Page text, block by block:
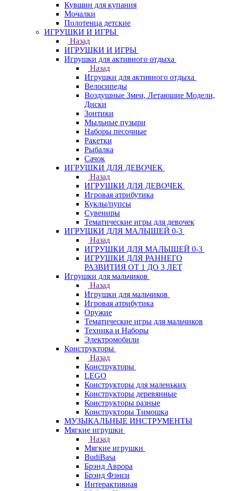
Кувшин для купания
Мочалки
Полотенца детские
ИГРУШКИ И ИГРЫ
Назад
ИГРУШКИ И ИГРЫ
Игрушки для активного отдыха
Назад
Игрушки для активного отдыха
Велосипеды
Воздушные Змеи, Летающие Модели,
Диски
Зонтики
Мыльные пузыри
Наборы песочные
Ракетки
Рыбалка
Сачок
ИГРУШКИ ДЛЯ ДЕВОЧЕК
Назад
ИГРУШКИ ДЛЯ ДЕВОЧЕК
Игровая атрибутика
Куклы/пупсы
Сувениры
Тематические игры для девочек
ИГРУШКИ ДЛЯ МАЛЫШЕЙ 0-3
Назад
ИГРУШКИ ДЛЯ МАЛЫШЕЙ 0-3
ИГРУШКИ ДЛЯ РАННЕГО
РАЗВИТИЯ ОТ 1 ДО 3 ЛЕТ
Игрушки для мальчиков
Назад
Игрушки для мальчиков
Игровая атрибутика
Оружие
Тематические игры для мальчиков
Техника и Наборы
Электромобили
Конструкторы
Назад
Конструкторы
LEGO
Конструкторы для маленьких
Конструкторы деревянные
Конструкторы разные
Конструкторы Тимошка
МУЗЫКАЛЬНЫЕ ИНСТРУМЕНТЫ
Мягкие игрушки
Назад
Мягкие игрушки
BudiBasa
Брэнд Аврора
Брэнд Фэнси
Интерактивная